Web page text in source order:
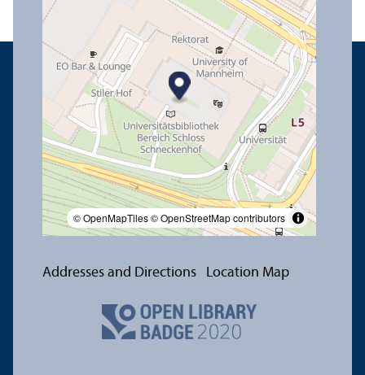
© OpenMapTiles© OpenStreetMap contributors
Addresses and Directions Location Map